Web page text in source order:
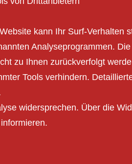
kann Ihr Surf-Verhalten
Analyseprogrammen.
zu Ihnen zurückverfolgt
Tools verhindern.
widersprechen. Über die